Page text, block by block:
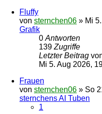
Fluffy
von sternchen06 » Mi
Grafik
0 Antworten
139 Zugriffe
Letzter Beitrag
Mi 5. Aug 2026,
Frauen
von sternchen06 » So
sternchens AI Tuben
1